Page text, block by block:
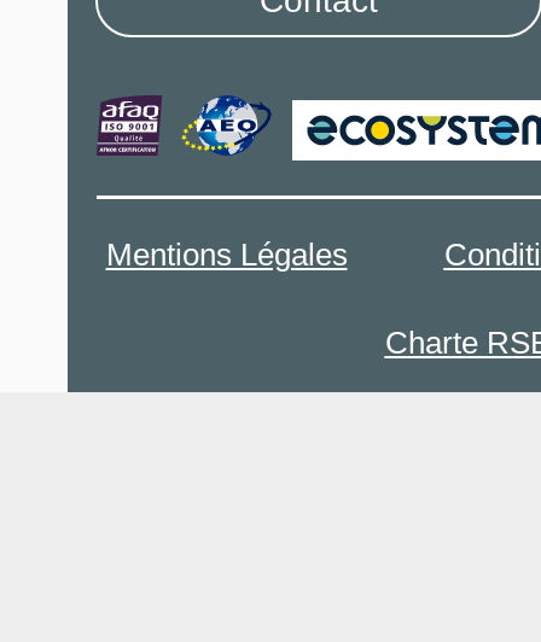
Mentions Légales
Charte